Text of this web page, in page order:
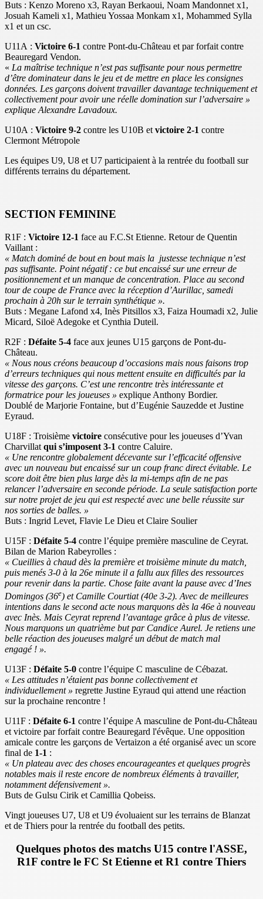
Buts : Kenzo Moreno x3, Rayan Berkaoui, Noam Mandonnet x1,
Josuah Kameli x1, Mathieu Yossaa Monkam x1, Mohammed Sylla
x1 et un csc.
U11A : Victoire 6-1 contre Pont-du-Château et par forfait contre
Beauregard Vendon.
« La maîtrise technique n’est pas suffisante pour nous permettre
d’être dominateur dans le jeu et de mettre en place les consignes
données. Les garçons doivent travailler davantage techniquement et
collectivement pour avoir une réelle domination sur l’adversaire »
explique Alexandre Lavadoux.
U10A : Victoire 9-2 contre les U10B etvictoire 2-1 contre
Clermont Métropole
Les équipes U9, U8 et U7 participaient à la rentrée du football sur
différents terrains du département.
SECTION FEMININE
R1F : Victoire 12-1 face au F.C.St Etienne. Retour de Quentin
Vaillant :
« Match dominé de bout en bout mais la justesse technique n’est
pas suffisante. Point négatif : ce but encaissé sur une erreur de
positionnement et un manque de concentration. Place au second
tour de coupe de France avec la réception d’Aurillac, samedi
prochain à 20h sur le terrain synthétique ».
Buts : Megane Lafond x4, Inès Pitsillos x3, Faiza Houmadi x2, Julie
Micard, Siloë Adegoke et Cynthia Duteil.
R2F : Défaite 5-4 face aux jeunes U15 garçons de Pont-du-
Château.
« Nous nous créons beaucoup d’occasions mais nous faisons trop
d’erreurs techniques qui nous mettent ensuite en difficultés par la
vitesse des garçons. C’est une rencontre très intéressante et
formatrice pour les joueuses » explique Anthony Bordier.
Doublé de Marjorie Fontaine, but d’Eugénie Sauzedde et Justine
Eyraud.
U18F : Troisième victoire consécutive pour les joueuses d’Yvan
Charvillat qui s’imposent 3-1 contre Caluire.
« Une rencontre globalement décevante sur l’efficacité offensive
avec un nouveau but encaissé sur un coup franc direct évitable. Le
score doit être bien plus large dès la mi-temps afin de ne pas
relancer l’adversaire en seconde période. La seule satisfaction porte
sur notre projet de jeu qui est respecté avec une belle réussite sur
nos sorties de balles. »
Buts : Ingrid Levet, Flavie Le Dieu et Claire Soulier
U15F : Défaite 5-4 contre l’équipe première masculine de Ceyrat.
Bilan de Marion Rabeyrolles :
« Cueillies à chaud dès la première et troisième minute du match,
puis menés 3-0 à la 26e minute il a fallu aux filles des ressources
pour revenir dans la partie. Chose faite avant la pause avec d’Ines
Domingos (36e) et Camille Courtiat (40e 3-2). Avec de meilleures
intentions dans le second acte nous marquons dès la 46e à nouveau
avec Inès. Mais Ceyrat reprend l’avantage grâce à plus de vitesse.
Nous marquons un quatrième but par Candice Aurel. Je retiens une
belle réaction des joueuses malgré un début de match mal
engagé ! ».
U13F : Défaite 5-0 contre l’équipe C masculine de Cébazat.
« Les attitudes n’étaient pas bonne collectivement et
individuellement » regrette Justine Eyraud qui attend une réaction
sur la prochaine rencontre !
U11F : Défaite 6-1 contre l’équipe A masculine de Pont-du-Château
et victoire par forfait contre Beauregard l'évêque. Une opposition
amicale contre les garçons de Vertaizon a été organisé avec un score
final de 1-1 :
« Un plateau avec des choses encourageantes et quelques progrès
notables mais il reste encore de nombreux éléments à travailler,
notamment défensivement ».
Buts de Gulsu Cirik et Camillia Qobeiss.
Vingt joueuses U7, U8 et U9 évoluaient sur les terrains de Blanzat
et de Thiers pour la rentrée du football des petits.
Quelques photos des matchs U15 contre l'ASSE,
R1F contre le FC St Etienne et R1 contre Thiers